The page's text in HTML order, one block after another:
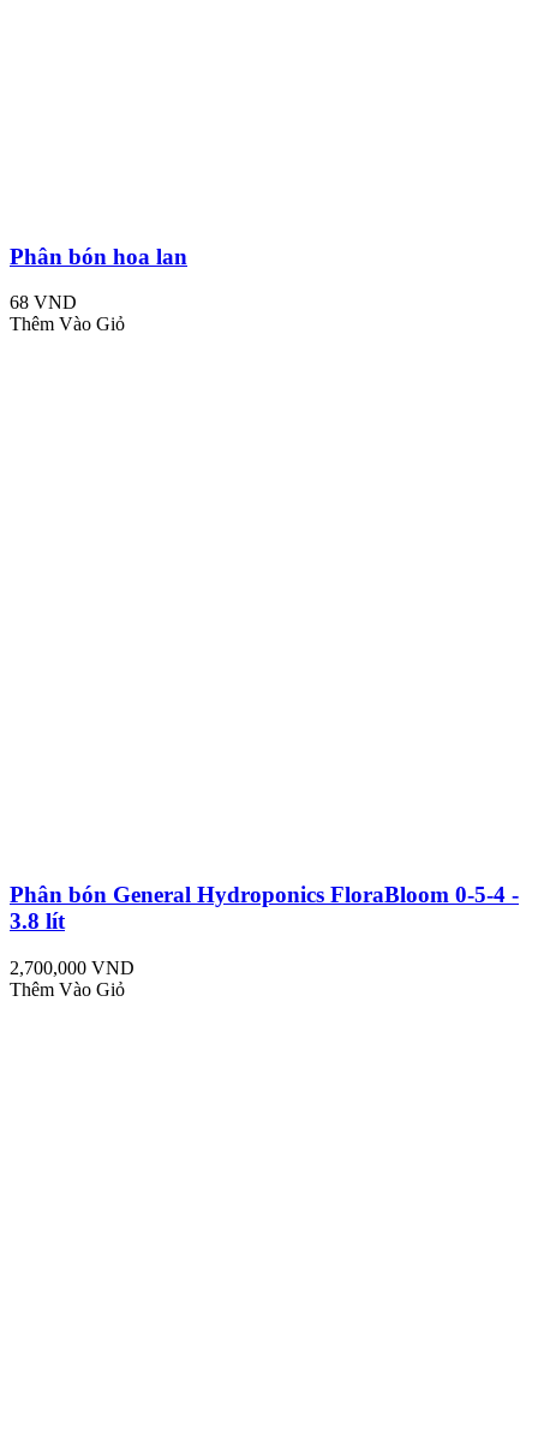
Phân bón hoa lan
68 VND
Thêm Vào Giỏ
Phân bón General Hydroponics FloraBloom 0-5-4 -
3.8 lít
2,700,000 VND
Thêm Vào Giỏ